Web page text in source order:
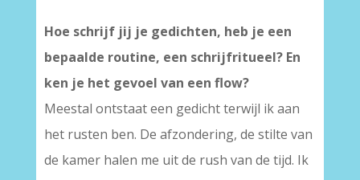
Hoe schrijf jij je gedichten, heb je een
bepaalde routine, een schrijfritueel? En
ken je het gevoel van een flow?
Meestal ontstaat een gedicht terwijl ik aan
het rusten ben. De afzondering, de stilte van
de kamer halen me uit de rush van de tijd. Ik